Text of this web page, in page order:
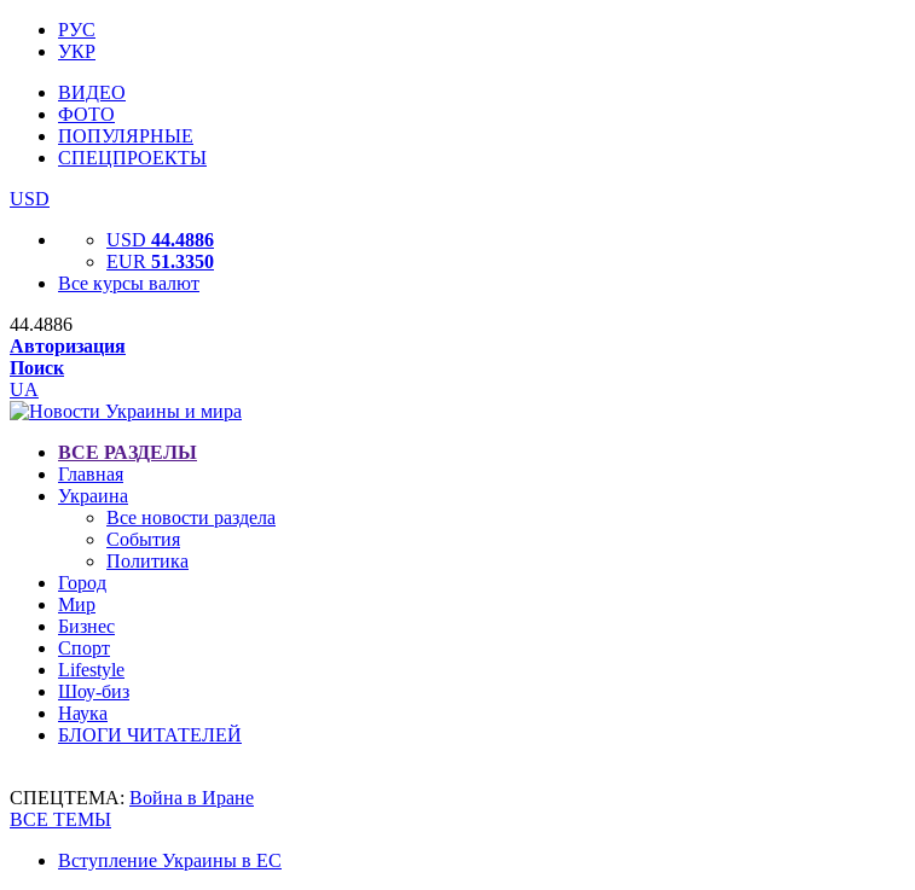
РУС
УКР
ВИДЕО
ФОТО
ПОПУЛЯРНЫЕ
СПЕЦПРОЕКТЫ
USD
USD 44.4886
EUR 51.3350
Все курсы валют
44.4886
Авторизация
Поиск
UA
ВСЕ РАЗДЕЛЫ
Главная
Украина
Все новости раздела
События
Политика
Город
Мир
Бизнес
Спорт
Lifestyle
Шоу-биз
Наука
БЛОГИ ЧИТАТЕЛЕЙ
СПЕЦТЕМА: Война в Иране
ВСЕ ТЕМЫ
Вступление Украины в ЕС